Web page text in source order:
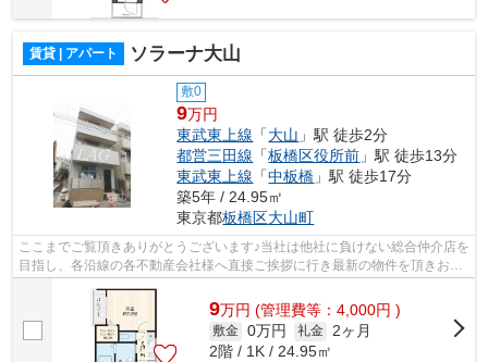
賃貸 | アパート ソラーナ大山
敷0
9万円
東武東上線 「大山 」駅 徒歩2分
都営三田線 「板橋区役所前 」駅 徒歩13分
東武東上線 「中板橋 」駅 徒歩17分
築5年 / 24.95㎡
東京都板橋区大山町
ここまでご覧頂きありがとうございます♪当社は他社に負けない総合仲介店を
目指し、各沿線の各不動産会社様へ直接ご挨拶に行き最新の物件を頂きお客
様へ提供しております！最新の情報は...
9万円 (管理費等：4,000円 )
敷金 0万円 礼金 2ヶ月
2階 / 1K / 24.95㎡